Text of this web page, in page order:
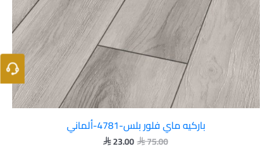
باركيه ماي فلور بلس-4781-ألماني
75.00
23.00